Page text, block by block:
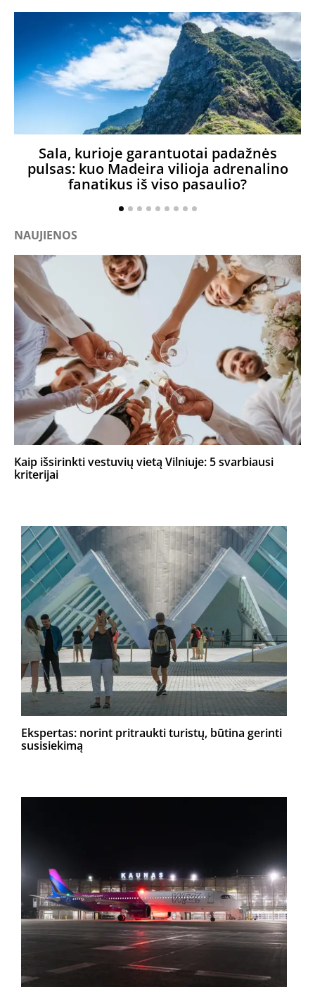
Sala, kurioje garantuotai padažnės
pulsas: kuo Madeira vilioja adrenalino
fanatikus iš viso pasaulio?
NAUJIENOS
Kaip išsirinkti vestuvių vietą Vilniuje: 5 svarbiausi
kriterijai
Ekspertas: norint pritraukti turistų, būtina gerinti
susisiekimą